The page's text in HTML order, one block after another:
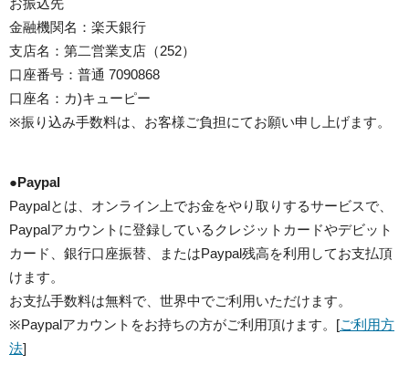
金融機関名：楽天銀行
支店名：第二営業支店（252）
口座番号：普通 7090868
口座名：カ)キューピー
※振り込み手数料は、お客様ご負担にてお願い申し上げます。
●Paypal
Paypalとは、オンライン上でお金をやり取りするサービスで、
Paypalアカウントに登録しているクレジットカードやデビット
カード、銀行口座振替、またはPaypal残高を利用してお支払頂
けます。
お支払手数料は無料で、世界中でご利用いただけます。
※Paypalアカウントをお持ちの方がご利用頂けます。[ご利用方
法]